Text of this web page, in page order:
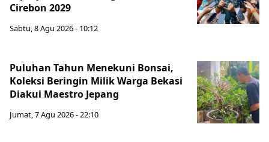
Cirebon 2029
Sabtu, 8 Agu 2026 - 10:12
Puluhan Tahun Menekuni Bonsai,
Koleksi Beringin Milik Warga Bekasi
Diakui Maestro Jepang
Jumat, 7 Agu 2026 - 22:10